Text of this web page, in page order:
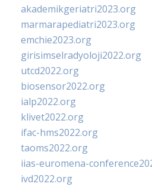
akademikgeriatri2023.org
marmarapediatri2023.org
emchie2023.org
girisimselradyoloji2022.org
utcd2022.org
biosensor2022.org
ialp2022.org
klivet2022.org
ifac-hms2022.org
taoms2022.org
iias-euromena-
ivd2022.org